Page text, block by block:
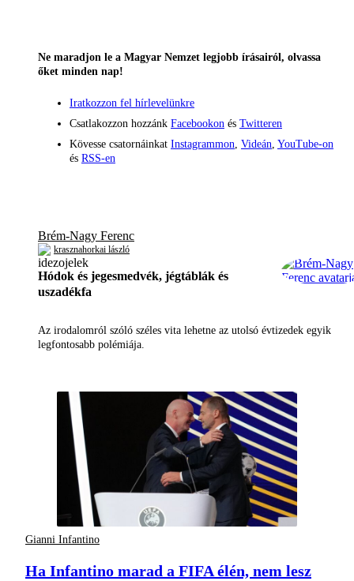
Ne maradjon le a Magyar Nemzet legjobb írásairól, olvassa
őket minden nap!
Iratkozzon fel hírlevelünkre
Csatlakozzon hozzánk Facebookon és Twitteren
Kövesse csatornáinkat Instagrammon, Videán, YouTube-on
és RSS-en
Brém-Nagy Ferenc
krasznahorkai lászló
Hódok és jegesmedvék, jégtáblák és
uszadékfa
Az irodalomról szóló széles vita lehetne az utolsó évtizedek egyik
legfontosabb polémiája.
Gianni Infantino
Ha Infantino marad a FIFA élén, nem lesz